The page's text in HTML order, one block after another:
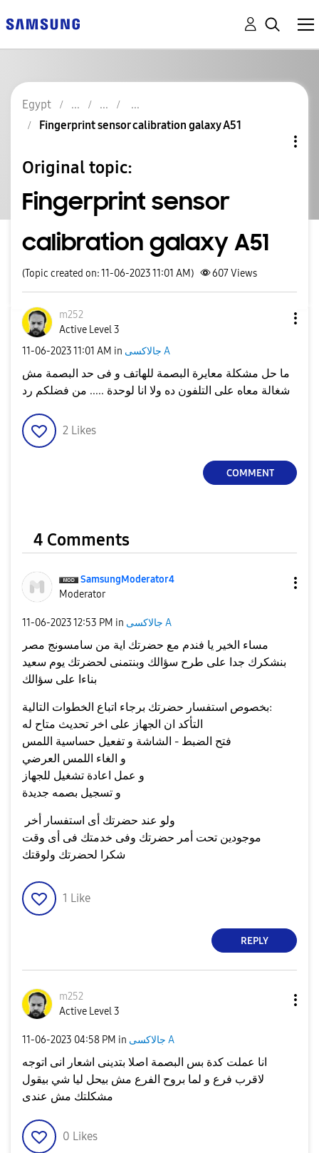
Egypt
Fingerprint sensor calibration galaxy A51
Original topic:
Fingerprint sensor
calibration galaxy A51
(Topic created on: 11-06-2023 11:01 AM) 607Views
m252
Active Level 3
‎11-06-202311:01 AM in جالاكسى A
ما حل مشكلة معايرة البصمة للهاتف و فى حد البصمة مش
شغالة معاه على التلفون ده ولا انا لوحدة ..... من فضلكم رد
2 Likes
COMMENT
4 Comments
SamsungModerator4
Moderator
‎11-06-202312:53 PM in جالاكسى A
مساء الخير يا فندم مع حضرتك اية من سامسونج مصر
بنشكرك جدا على طرح سؤالك وبنتمنى لحضرتك يوم سعيد
بناءا على سؤالك
بخصوص استفسار حضرتك برجاء اتباع الخطوات التالية:
التأكد ان الجهاز على اخر تحديث متاح له
فتح الضبط - الشاشة و تفعيل حساسية اللمس
و الغاء اللمس العرضي
و عمل اعادة تشغيل للجهاز
و تسجيل بصمه جديدة
ولو عند حضرتك أى استفسار أخر
موجودين تحت أمر حضرتك وفى خدمتك فى أى وقت
1 Like
REPLY
m252
Active Level 3
‎11-06-2023 04:58 PM in جالاكسى A
انا عملت كدة بس البصمة اصلا بتدينى اشعار انى اتوجه
لاقرب فرع و لما بروح الفرع مش بيحل ليا شي بيقول
مشكلتك مش عندى
0 Likes